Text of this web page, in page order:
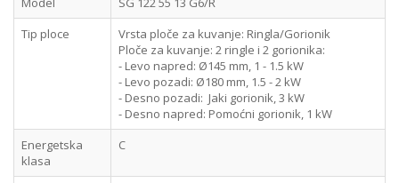
Tip ploce
Vrsta ploče za kuvanje: Ringla/Gorionik
Ploče za kuvanje: 2 ringle i 2 gorionika:
- Levo napred: Ø145 mm, 1 - 1.5 kW
- Levo pozadi: Ø180 mm, 1.5 - 2 kW
- Desno pozadi: Jaki gorionik, 3 kW
- Desno napred: Pomoćni gorionik, 1 kW
Energetska
klasa
C